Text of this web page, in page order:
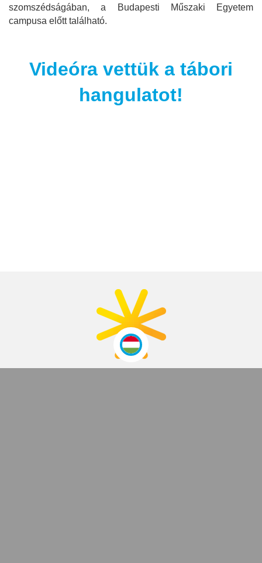
szomszédságában, a Budapesti Műszaki Egyetem
campusa előtt található.
Videóra vettük a tábori
hangulatot!